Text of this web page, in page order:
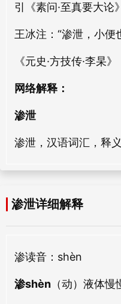
引《素问·至真要大论
王冰注：“渗泄，小便
《元史·方技传·李杲
网络解释：
渗泄
渗泄，汉语词汇，释
渗泄详细解释
渗读音：shèn
渗shèn （动）液体慢